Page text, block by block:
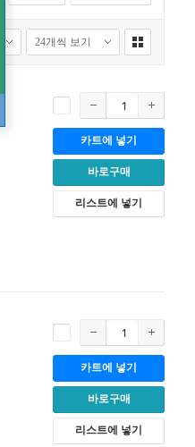
카트에 넣기
바로구매
리스트에 넣기
카트에 넣기
바로구매
리스트에 넣기